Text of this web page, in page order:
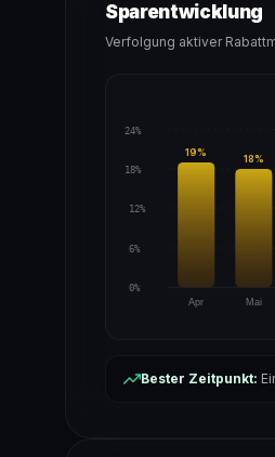
Sparentwicklung
Verfolgung aktiver
24%
18%
12%
6%
0%
Apr
19%
Mai
18%
Bester Zeitpunkt: